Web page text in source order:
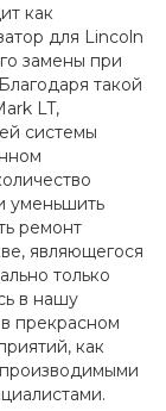
как
для Lincoln
замены при
такой
LT,
системы
уменьшить
ремонт
являющегося
только
в нашу
прекрасном
как
производимыми